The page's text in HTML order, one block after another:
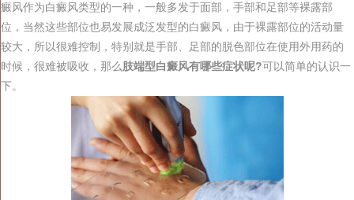
癜风作为白癜风类型的一种，一般多发于面部，手部和足部等裸露部
位，当然这些部位也易发展成泛发型的白癜风，由于裸露部位的活动量
较大，所以很难控制，特别就是手部、足部的脱色部位在使用外用药的
时候，很难被吸收，那么 肢端型白癜风有哪些症状呢?可以简单的认识一
下。